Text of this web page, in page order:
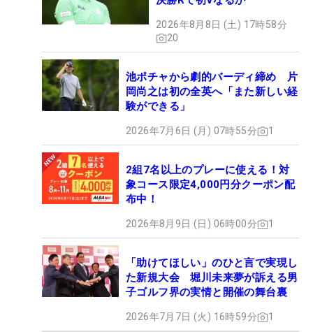
2026年8月8日 (土) 17時58分
20
池ポチャから劇的バーディ締め 片
岡尚之は初の全英へ「また新しい経
験ができる」
2026年7月6日 (月) 07時55分 1
2組7名以上のプレーに使える！対
象コース限定4,000円分クーポン配
布中！
2026年8月9日 (日) 06時00分 1
「助けてほしい」のひと言で実現し
た新規大会 堀川未来夢が訴える男
子ゴルフ界の実情と開催の舞台裏
2026年7月7日 (火) 16時59分 1